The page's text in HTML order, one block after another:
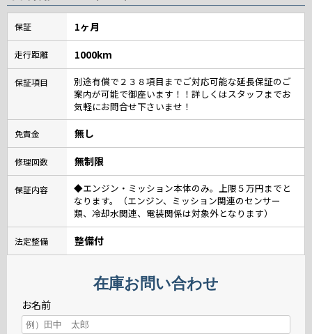
保証 1ヶ月
走行距離 1000km
保証項目
別途有償で２３８項目までご対応可能な延長保証のご
案内が可能で御座います！！詳しくはスタッフまでお
気軽にお問合せ下さいませ！
免責金 無し
修理回数 無制限
保証内容
◆エンジン・ミッション本体のみ。上限５万円までと
なります。（エンジン、ミッション関連のセンサー
類、冷却水関連、電装関係は対象外となります）
法定整備 整備付
在庫お問い合わせ
お名前